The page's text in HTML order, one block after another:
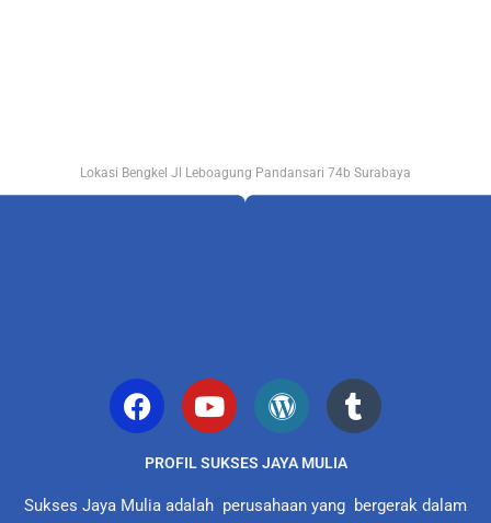
Lokasi Bengkel Jl Leboagung Pandansari 74b Surabaya
PROFIL SUKSES JAYA MULIA
Sukses Jaya Mulia adalah perusahaan yang bergerak dalam